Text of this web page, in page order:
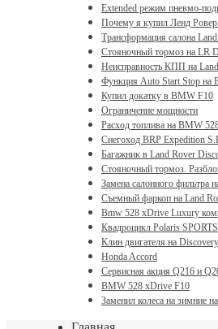
Extended режим пневмо-
Почему я купил Ленд
Трансформация салона
Стояночный тормоз на LR
Неисправность КПП на
Функция Auto Start Stop на
Купил докатку в BMW F10
Ограничение мощности
Расход топлива на BMW
Снегоход BRP Expedition
Багажник в Land Rover
Стояночный тормоз.
Замена салонного фильтра
Съемный фаркоп на Land
Bmw 528 xDrive Luxury
Квадроцикл Polaris
Клин двигателя на
Honda Accord
Сервисная акция Q216 и
BMW 528 xDrive F10
Заменил колеса на зимние